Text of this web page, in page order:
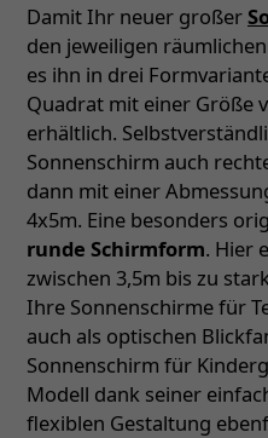
Damit Ihr neuer großer
den jeweiligen
es ihn in drei
Quadrat mit einer Größe
erhältlich.
Sonnenschirm auch
dann mit einer
4x5m. Eine besonders
runde Schirmform. Hier
zwischen 3,5m bis zu
Ihre Sonnenschirme für
auch als optischen
Sonnenschirm für
Modell dank seiner
flexiblen Gestaltung